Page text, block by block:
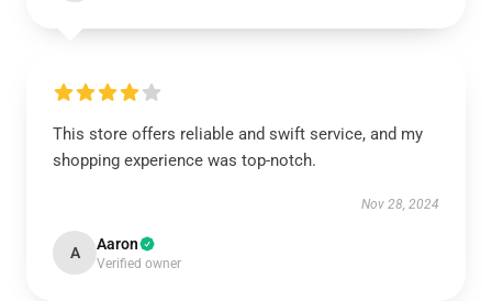
This store offers reliable and swift service, and my
shopping experience was top-notch.
Nov 28, 2024
A Aaron
Verified owner